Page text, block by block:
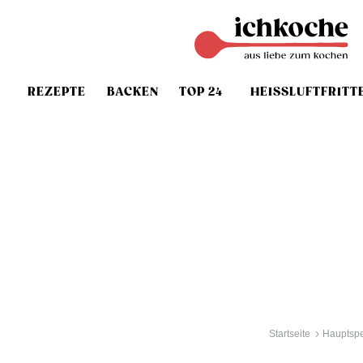
REZEPTE BACKEN TOP 24
Startseite